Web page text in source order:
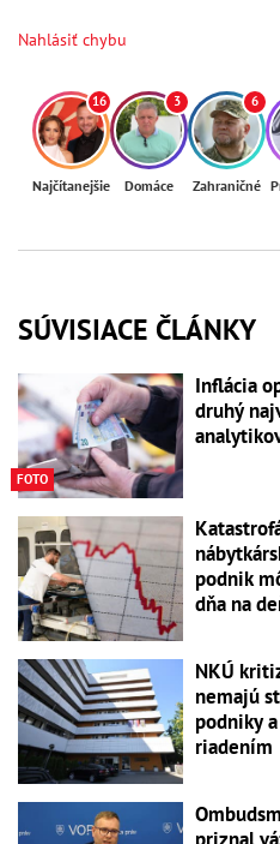
Nahlásiť chybu
16
Najčítanejšie
3
Domáce
6
Zahraničné
SÚVISIACE ČLÁNKY
FOTO
Inflácia
druhý
podnik
dňa na
NKÚ
nemajú
podniky
riadením